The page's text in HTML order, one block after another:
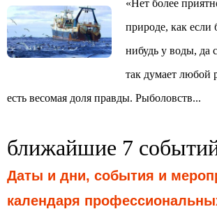
«Нет более
природе, как если
нибудь у воды, да
так думает любой
есть весомая доля правды. Рыболовств...
ближайшие 7
Даты и дни, события и
календаря